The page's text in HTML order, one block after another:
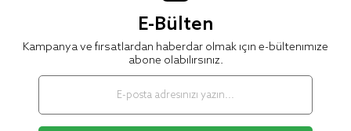
E-Bülten
Kampanya ve fırsatlardan haberdar olmak için e-bültenimize
abone olabilirsiniz.